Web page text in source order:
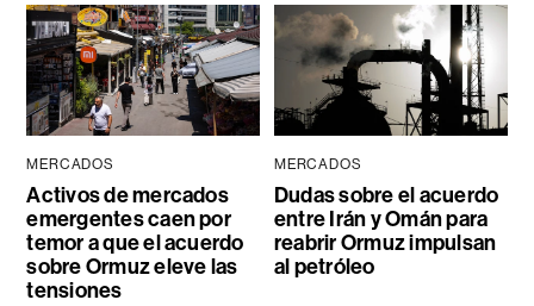
MERCADOS
Activos de mercados
emergentes caen por
temor a que el acuerdo
sobre Ormuz eleve las
tensiones
MERCADOS
Dudas sobre el acuerdo
entre Irán y Omán para
reabrir Ormuz impulsan
al petróleo